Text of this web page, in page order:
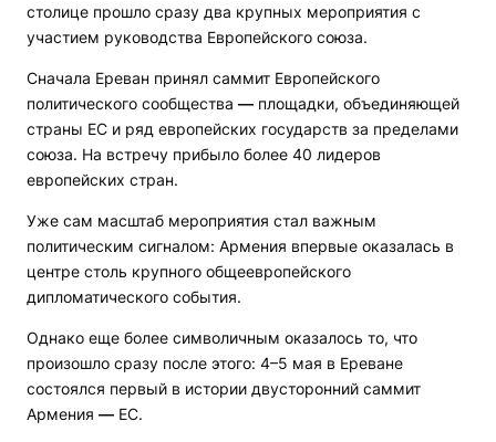
столице прошло сразу два крупных мероприятия с
участием руководства Европейского союза.
Сначала Ереван принял саммит Европейского
политического сообщества — площадки, объединяющей
страны ЕС и ряд европейских государств за пределами
союза. На встречу прибыло более 40 лидеров
европейских стран.
Уже сам масштаб мероприятия стал важным
политическим сигналом: Армения впервые оказалась в
центре столь крупного общеевропейского
дипломатического события.
Однако еще более символичным оказалось то, что
произошло сразу после этого: 4–5 мая в Ереване
состоялся первый в истории двусторонний саммит
Армения — ЕС.